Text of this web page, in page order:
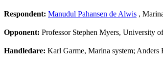
Respondent: Manudul Pahansen de Alwis ,
Opponent: Professor Stephen Myers, University
Handledare: Karl Garme, Marina system; Anders